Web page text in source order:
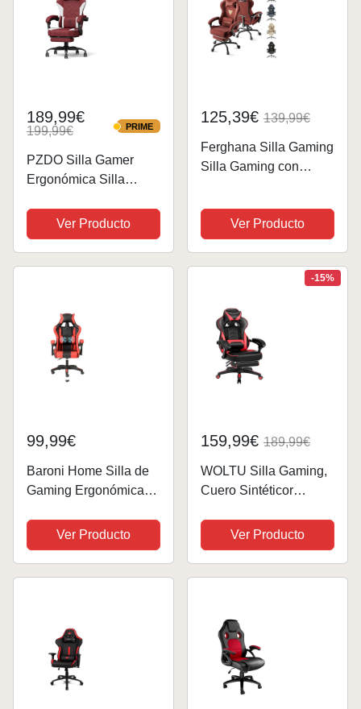
189,99€
199,99€ PRIME
PRIME
PZDO Silla Gamer
Ergonómica Silla
Reposapiés, Silla
Ordenador Oficina
Acolchada con
Regalo, Adulto,
Adolescente(Rojo)
Ver Producto
125,39€ 139,99€
Ferghana Silla Gaming
Silla Gaming con
Terciopelo para
Juegos, Silla Gamer
con Lumbar,
Reposapiés, Silla de
Ver Producto
99,99€
Baroni Home Silla de
Gaming Ergonómica
Lumbar, Silla de
Oficina con Respaldo
Reclinable con Cojines
Soporte de...
Ver Producto
-15%
159,99€ 189,99€
WOLTU Silla Gaming,
Cuero Sintéticor
para Chair con
Reposapiés Silla
Gamer Sillón Giratorio
Ver Producto